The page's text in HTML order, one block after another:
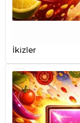
İkizler